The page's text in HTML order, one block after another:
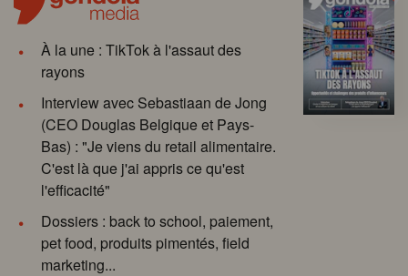
À la une : TikTok à l'assaut des
rayons
Interview avec Sebastiaan de Jong
(CEO Douglas Belgique et Pays-
Bas) : "Je viens du retail alimentaire.
C'est là que j'ai appris ce qu'est
l'efficacité"
Dossiers : back to school, paiement,
pet food, produits pimentés, field
marketing...